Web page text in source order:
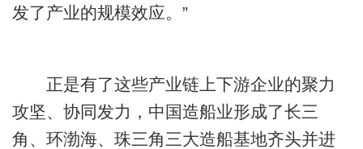
发了产业的规模效应。”
正是有了这些产业链上下游企业的聚力
攻坚、协同发力，中国造船业形成了长三
角、环渤海、珠三角三大造船基地齐头并进